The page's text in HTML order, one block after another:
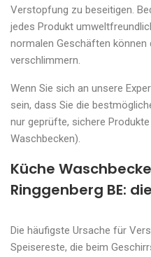
Verstopfung zu beseitigen.
jedes Produkt
normalen Geschäften können
verschlimmern.
Wenn Sie sich an unsere
sein, dass Sie die
nur geprüfte, sichere
Waschbecken).
Küche
Ringgenberg BE:
Die häufigste Ursache für
Speisereste, die beim